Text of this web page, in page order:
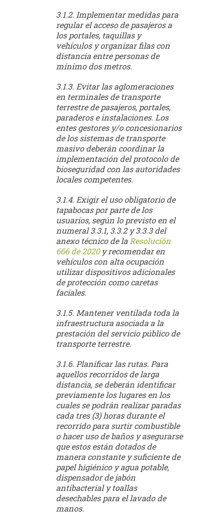
3.1.2. Implementar medidas para
regular el acceso de pasajeros a
los portales, taquillas y
vehículos y organizar filas con
distancia entre personas de
mínimo dos metros.
3.1.3. Evitar las aglomeraciones
en terminales de transporte
terrestre de pasajeros, portales,
paraderos e instalaciones. Los
entes gestores y/o concesionarios
de los sistemas de transporte
masivo deberán coordinar la
implementación del protocolo de
bioseguridad con las autoridades
locales competentes.
3.1.4. Exigir el uso obligatorio de
tapabocas por parte de los
usuarios, según lo previsto en el
numeral 3.3.1, 3.3.2 y 3.3.3 del
anexo técnico de la Resolución
666 de 2020y recomendar en
vehículos con alta ocupación
utilizar dispositivos adicionales
de protección como caretas
faciales.
3.1.5. Mantener ventilada toda la
infraestructura asociada a la
prestación del servicio público de
transporte terrestre.
3.1.6. Planificar las rutas. Para
aquellos recorridos de larga
distancia, se deberán identificar
previamente los lugares en los
cuales se podrán realizar paradas
cada tres (3) horas durante el
recorrido para surtir combustible
o hacer uso de baños y asegurarse
que estos están dotados de
manera constante y suficiente de
papel higiénico y agua potable,
dispensador de jabón
antibacterial y toallas
desechables para el lavado de
manos.